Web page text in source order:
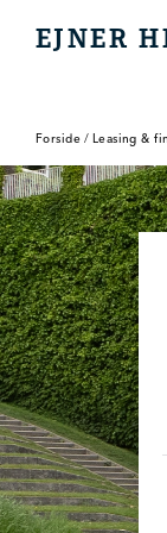
EJNER
Forside / Leasing &